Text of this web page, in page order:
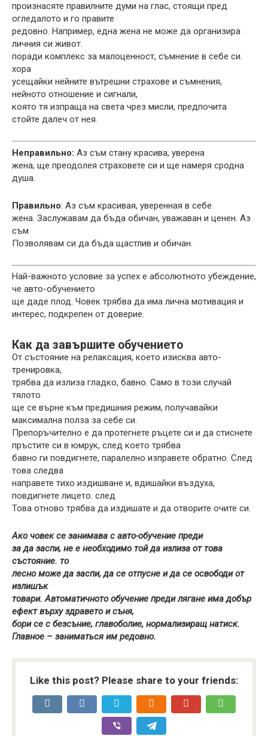
произнасяте правилните думи на глас, стоящи пред
огледалото и го правите
редовно. Например, една жена не може да организира
личния си живот.
поради комплекс за малоценност, съмнение в себе си.
хора
усещайки нейните вътрешни страхове и съмнения,
нейното отношение и сигнали,
която тя изпраща на света чрез мисли, предпочита
стойте далеч от нея.
Неправильно: Аз съм стану красива, уверена
жена, ще преодолея страховете си и ще намеря сродна
душа.
Правильно: Аз съм красивая, уверенная в себе
жена. Заслужавам да бъда обичан, уважаван и ценен. Аз
съм
Позволявам си да бъда щастлив и обичан.
Най-важното условие за успех е абсолютното убеждение,
че авто-обучението
ще даде плод. Човек трябва да има лична мотивация и
интерес, подкрепен от доверие.
Как да завършите обучението
От състояние на релаксация, което изисква авто-
тренировка,
трябва да излиза гладко, бавно. Само в този случай
тялото
ще се върне към предишния режим, получавайки
максимална полза за себе си.
Препоръчително е да протегнете ръцете си и да стиснете
пръстите си в юмрук, след което трябва
бавно ги повдигнете, паралелно изправете обратно. След
това следва
направете тихо издишване и, вдишайки въздуха,
повдигнете лицето. след
Това отново трябва да издишате и да отворите очите си.
Ако човек се занимава с авто-обучение преди
за да заспи, не е необходимо той да излиза от това
състояние. то
лесно може да заспи, да се отпусне и да се освободи от
излишък
товари. Автоматичното обучение преди лягане има добър
ефект върху здравето и съня,
бори се с безсъние, главоболие, нормализиращ натиск.
Главное – заниматься им редовно.
Like this post? Please share to your friends: